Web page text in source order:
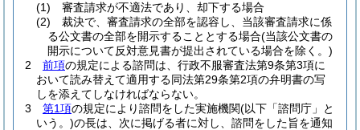
(1)
審査請求が不適法であり、却下する場合
(2)
裁決で、審査請求の全部を認容し、当該審査請求に係
る公文書の全部を開示することとする場合(当該公文書の
開示について反対意見書が提出されている場合を除く。)
2
前項の規定による諮問は、行政不服審査法第9条第3項に
おいて読み替えて適用する同法第29条第2項の弁明書の写
しを添えてしなければならない。
3
第1項の規定により諮問をした実施機関(以下「諮問庁」と
いう。)の長は、次に掲げる者に対し、諮問をした旨を通知